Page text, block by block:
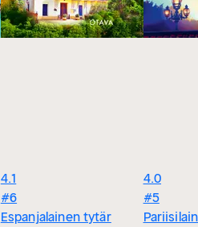
4.1
#6
Espanjalainen tytär
4.0
#5